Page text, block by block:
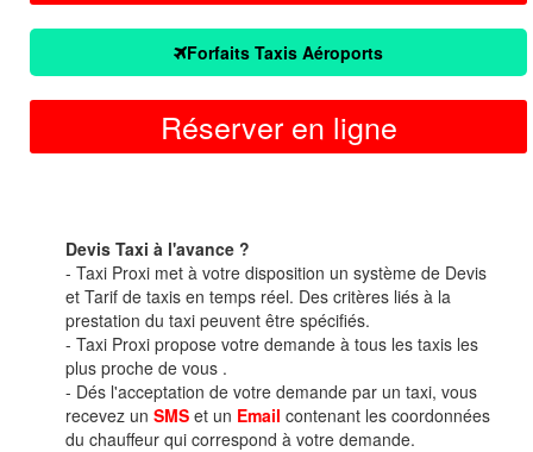
Forfaits Taxis Aéroports
Réserver en ligne
Devis Taxi à l'avance ?
- Taxi Proxi met à votre disposition un système de Devis
et Tarif de taxis en temps réel. Des critères liés à la
prestation du taxi peuvent être spécifiés.
- Taxi Proxi propose votre demande à tous les taxis les
plus proche de vous .
- Dés l'acceptation de votre demande par un taxi, vous
recevez un SMS et un Email contenant les coordonnées
du chauffeur qui correspond à votre demande.